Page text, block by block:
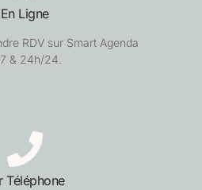
En Ligne
RDV sur Smart Agenda
& 24h/24.
Téléphone